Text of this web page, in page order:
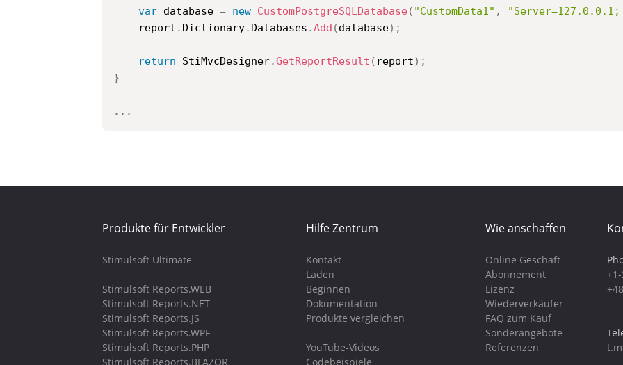
var database = new CustomPostgreSQLDatabase ( "CustomData1" ,
"Server=127.0.0.1;
	report
. Dictionary. Databases .Add (database) ;
return StiMvcDesigner.GetReportResult ( report) ;
}
.. .
Produkte für Entwickler
Stimulsoft Ultimate
Stimulsoft Reports.WEB
Stimulsoft Reports.NET
Stimulsoft Reports.JS
Stimulsoft Reports.WPF
Stimulsoft Reports.PHP
Stimulsoft Reports.BLAZOR
Hilfe Zentrum
Kontakt
Laden
Beginnen
Dokumentation
Produkte vergleichen
YouTube-Videos
Codebeispiele
Wie anschaffen
Online Geschäft
Abonnement
Lizenz
Wiederverkäufer
FAQ zum Kauf
Sonderangebote
Referenzen